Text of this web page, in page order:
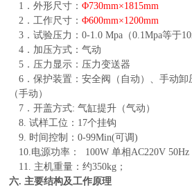
1．外形尺寸：Φ730mm×1815mm
2．工作尺寸：Φ600mm×1200mm
3．试验压力：0-1.0 Mpa（0.1Mpa等于
4．加压方式：气动
5．压力显示：压力变送器
6．保护装置：安全阀（自动）、手动
（手动）
7．开盖方式: 气缸提升（气动）
8. 试样工位：17个挂钩
9. 时间控制：0-99Min(可调)
10.电源功率： 100W 单相AC220V 50Hz
11. 主机重量：约350kg；
六. 主要结构及工作原理